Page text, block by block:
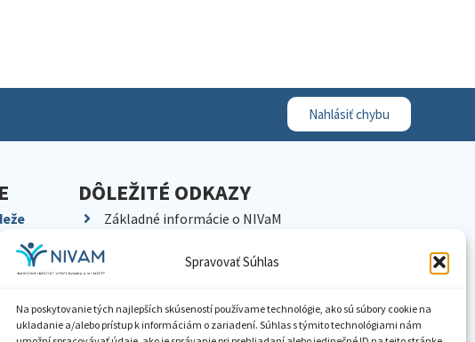
Spravovať Súhlas
Na poskytovanie tých najlepších skúseností používame technológie, ako sú súbory cookie na
ukladanie a/alebo prístup k informáciám o zariadení. Súhlas s týmito technológiami nám
Nahlásiť chybu
DÔLEŽITÉ ODKAZY
Základné informácie o NIVaM
Kariéra
Pracoviská NIVaM